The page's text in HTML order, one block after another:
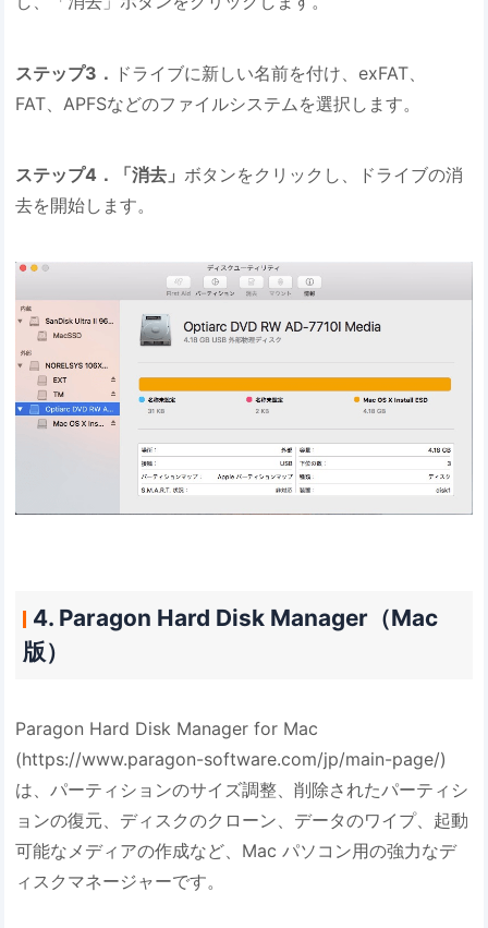
ステップ3． ドライブに新しい名前を付け、exFAT、
FAT、APFSなどのファイルシステムを選択します。
ステップ4．「消去」ボタンをクリックし、ドライブの消
去を開始します。
4. Paragon Hard Disk Manager（Mac
版）
Paragon Hard Disk Manager for Mac
(https://www.paragon-software.com/jp/main-page/)
は、パーティションのサイズ調整、削除されたパーティシ
ョンの復元、ディスクのクローン、データのワイプ、起動
可能なメディアの作成など、Mac パソコン用の強力なデ
ィスクマネージャーです。